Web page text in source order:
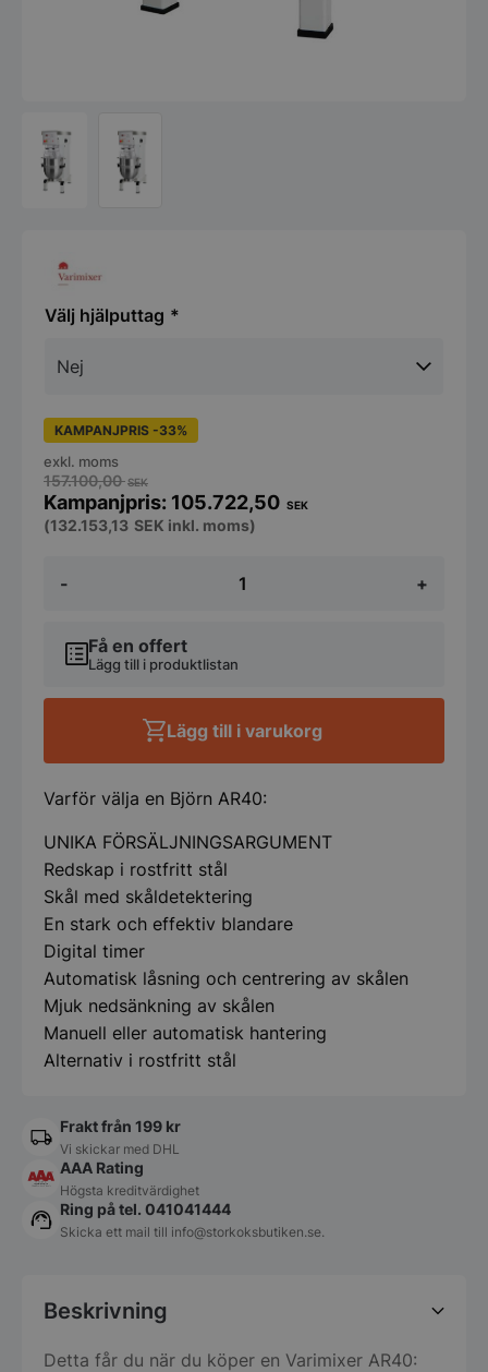
hjälputtag
-
AR40
med
VL-
kontrollpanel
skålnedsänkning,
hastighetskontroll
+
KAMPANJPRIS -33%
157.100,00SEK
105.722,50 SEK
exkl. moms
(132.153,13 SEK inkl. moms)
Få en offert
Lägg till i produktlistan
Lägg till i varukorg
Varför välja en Björn AR40:
UNIKA FÖRSÄLJNINGSARGUMENT
Redskap i rostfritt stål
Skål med skåldetektering
En stark och effektiv blandare
Digital timer
Automatisk låsning och centrering av skålen
Mjuk nedsänkning av skålen
Manuell eller automatisk hantering
Alternativ i rostfritt stål
Frakt från 199 kr
Vi skickar med DHL
AAA Rating
Högsta kreditvärdighet
Ring på tel. 041041444
Skicka ett mail till info@storkoksbutiken.se.
Beskrivning
Detta får du när du köper en Varimixer AR40: